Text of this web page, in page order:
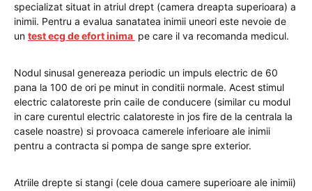
specializat situat in atriul drept (camera dreapta superioara) a
inimii. Pentru a evalua sanatatea inimii uneori este nevoie de
un test ecg de efort inima pe care il va recomanda medicul.
Nodul sinusal genereaza periodic un impuls electric de 60
pana la 100 de ori pe minut in conditii normale. Acest stimul
electric calatoreste prin caile de conducere (similar cu modul
in care curentul electric calatoreste in jos fire de la centrala la
casele noastre) si provoaca camerele inferioare ale inimii
pentru a contracta si pompa de sange spre exterior.
Atriile drepte si stangi (cele doua camere superioare ale inimii)